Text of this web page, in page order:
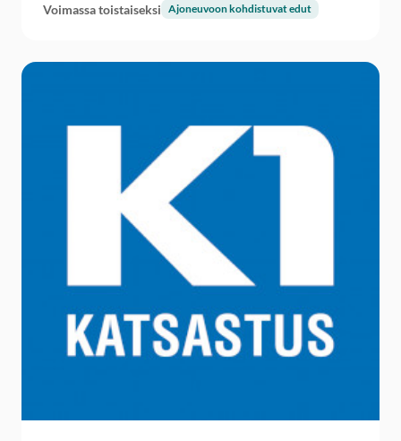
Voimassa toistaiseksi Ajoneuvoon kohdistuvat edut